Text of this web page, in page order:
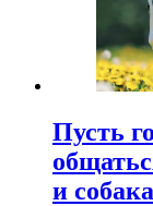
Пусть
и